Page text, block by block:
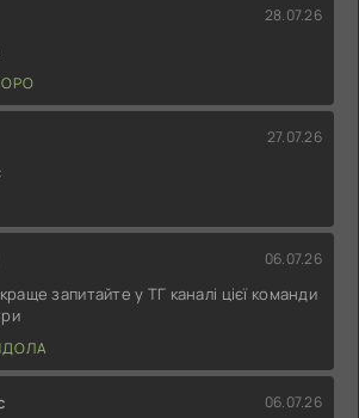
28.07.26
27.07.26
06.07.26
запитайте у ТГ каналі цієї команди
06.07.26